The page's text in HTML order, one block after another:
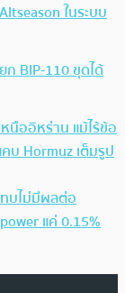
ในระบบ
BIP-110 ขุดได้
นืออิหร่าน แม้ไร้ข้อ
บ Hormuz เต็มรูป
บไม่มีผลต่อ
แค่ 0.15%